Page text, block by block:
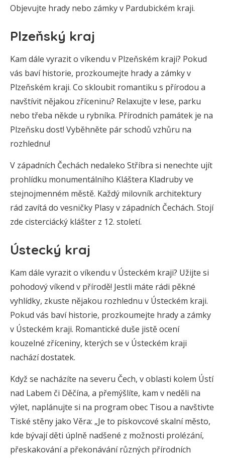
Objevujte hrady nebo zámky v Pardubickém kraji.
Plzeňský kraj
Kam dále vyrazit o víkendu v Plzeňském kraji? Pokud
vás baví historie, prozkoumejte hrady a zámky v
Plzeňském kraji. Co skloubit romantiku s přírodou a
navštívit nějakou zříceninu? Relaxujte v lese, parku
nebo třeba někde u rybníka. Přírodních památek je na
Plzeňsku dost! Vyběhněte pár schodů vzhůru na
rozhlednu!
V západních Čechách nedaleko Stříbra si nenechte ujít
prohlídku monumentálního Kláštera Kladruby ve
stejnojmenném městě. Každý milovník architektury
rád zavítá do vesničky Plasy v západních Čechách. Stojí
zde cisterciácký klášter z 12. století.
Ústecký kraj
Kam dále vyrazit o víkendu v Ústeckém kraji? Užijte si
pohodový víkend v přírodě! Jestli máte rádi pěkné
vyhlídky, zkuste nějakou rozhlednu v Ústeckém kraji.
Pokud vás baví historie, prozkoumejte hrady a zámky
v Ústeckém kraji. Romantické duše jistě ocení
kouzelné zříceniny, kterých se v Ústeckém kraji
nachází dostatek.
Když se nacházíte na severu Čech, v oblasti kolem Ústí
nad Labem či Děčína, a přemýšlíte, kam v neděli na
výlet, naplánujte si na program obec Tisou a navštivte
Tiské stěny jako Věra: „Je to pískovcové skalní město,
kde bývají děti úplně nadšené z možnosti prolézání,
přeskakování a překonávání různých přírodních